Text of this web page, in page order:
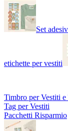
Set
etichette per vestiti
Timbro per Vestiti e
Tag per Vestiti
Pacchetti Risparmio